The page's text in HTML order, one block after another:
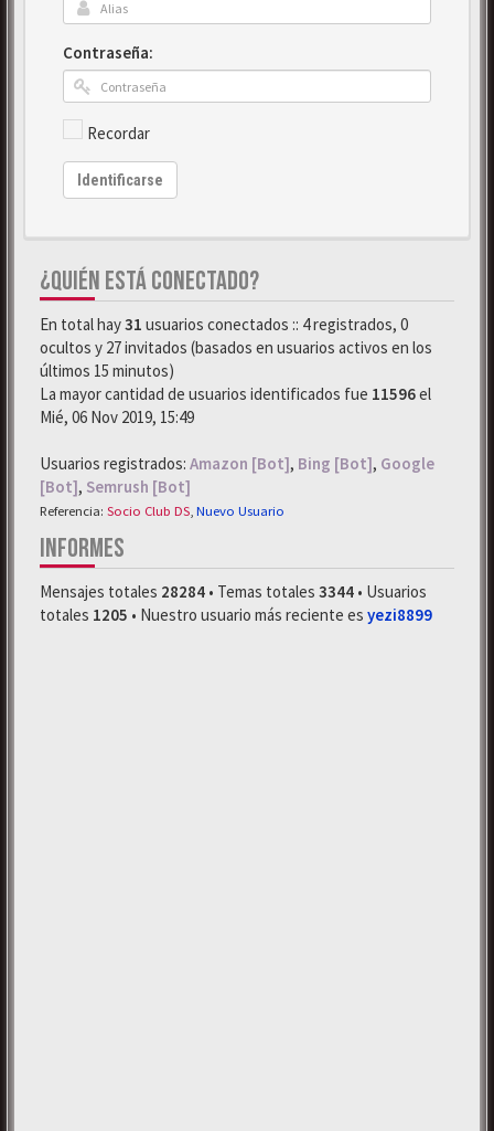
Contraseña:
Recordar
Identificarse
¿QUIÉN ESTÁ CONECTADO?
En total hay31 usuarios conectados :: 4 registrados, 0
ocultos y 27 invitados (basados en usuarios activos en los
últimos 15 minutos)
La mayor cantidad de usuarios identificados fue 11596el
Mié, 06 Nov 2019, 15:49
Usuarios registrados: Amazon [Bot], Bing [Bot], Google
[Bot], Semrush [Bot]
Referencia: Socio Club DS Nuevo Usuario
INFORMES
Mensajes totales 28284 • Temas totales 3344 • Usuarios
totales 1205 • Nuestro usuario más reciente es yezi8899